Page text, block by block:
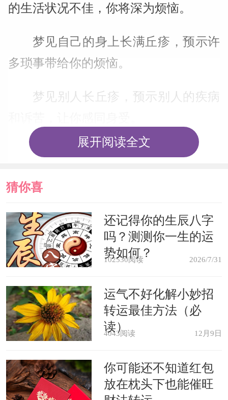
的生活状况不佳，你将深为烦恼。
梦见自己的身上长满丘疹，预示许
多琐事带给你的烦恼。
梦见别人长丘疹，预示别人的疾病
一个女人梦见丘疹破坏了自己的美
在家庭生活中，或者是在社交生活中，
将遭到朋友和熟人的指责;此梦过后，她
可能会遇到烦恼。
梦见你努力避免传染疥癣，意味着
在你努力追求事业，成功的时候，总怕
有什么事情出差错。
身自爱，在择友时很小心。
展开阅读全文
猜你喜
欢
还记得你的生辰八字
吗？测测你一生的运
势如何？
102530阅读 2026/7/31
运气不好化解小妙招
转运最佳方法（必
读）
4043阅读 12月9日
你可能还不知道红包
放在枕头下也能催旺